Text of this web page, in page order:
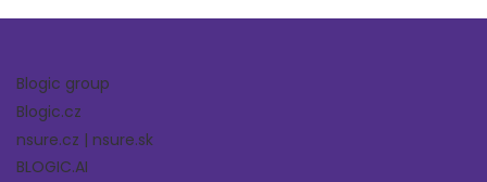
Blogic group
Blogic.cz
nsure.cz | nsure.sk
BLOGIC.AI